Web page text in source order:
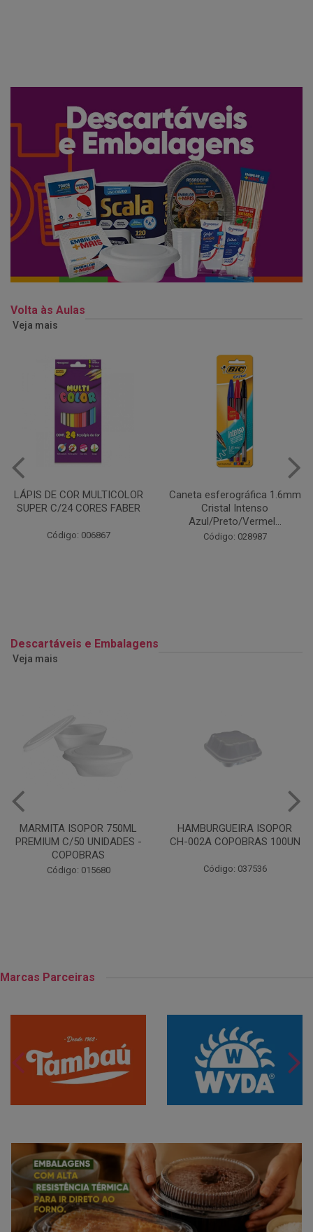
Volta às Aulas
Veja mais
Caneta esferográfica 1.6mm
Cristal Intenso
Código: 028987
COLA EM BASTÃO 40G - LEO
& LEO
Código: 028164
Descartáveis e Embalagens
Veja mais
HAMBURGUEIRA ISOPOR
CH-002A COPOBRAS 100UN
Código: 037536
CAIXA PARDA PIZZA N30
OITAVADA BALUARTE C/10
Código: 001124
Marcas Parceiras